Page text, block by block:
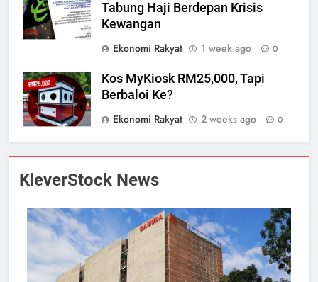
Tabung Haji Berdepan Krisis
Kewangan
Ekonomi Rakyat
1 week ago 0
Kos MyKiosk RM25,000, Tapi
Berbaloi Ke?
Ekonomi Rakyat
2 weeks ago 0
KleverStock News